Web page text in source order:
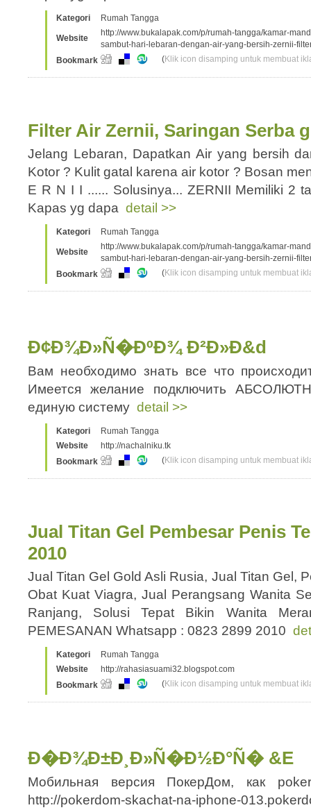
Kategori Rumah Tangga
Website
http://www.bukalapak.com/p/rumah-tangga/kamar-
sambut-hari-lebaran-dengan-air-yang-bersih-zernii-
Bookmark
(Klik icon disamping untuk membuat
Filter Air Zernii, Saringan Serba
Jelang Lebaran, Dapatkan Air yang bersih
Kotor ? Kulit gatal karena air kotor ? Bosan
E R N I I ...... Solusinya... ZERNII Memiliki 2
Kapas yg dapa detail >>
Kategori Rumah Tangga
Website
http://www.bukalapak.com/p/rumah-tangga/kamar-
sambut-hari-lebaran-dengan-air-yang-bersih-zernii-
Bookmark
(Klik icon disamping untuk membuat
Ð¢Ð¾Ð»Ñ�ÐºÐ¾ Ð²Ð»Ð&d
Вам необходимо знать все что
Имеется желание подключить
единую систему detail >>
Kategori
Rumah Tangga
Website
http://nachalniku.tk
Bookmark
(Klik icon disamping untuk membuat
Jual Titan Gel Pembesar Penis
2010
Jual Titan Gel Gold Asli Rusia, Jual Titan Gel,
Obat Kuat Viagra, Jual Perangsang Wanita
Ranjang, Solusi Tepat Bikin Wanita
PEMESANAN Whatsapp : 0823 2899 2010
Kategori
Rumah Tangga
Website
http://rahasiasuami32.blogspot.com
Bookmark
(Klik icon disamping untuk membuat
Ð�Ð¾Ð±Ð¸Ð»Ñ�Ð½Ð°Ñ� &E
Мобильная версия ПокерДом, как
http://pokerdom-skachat-na-iphone-